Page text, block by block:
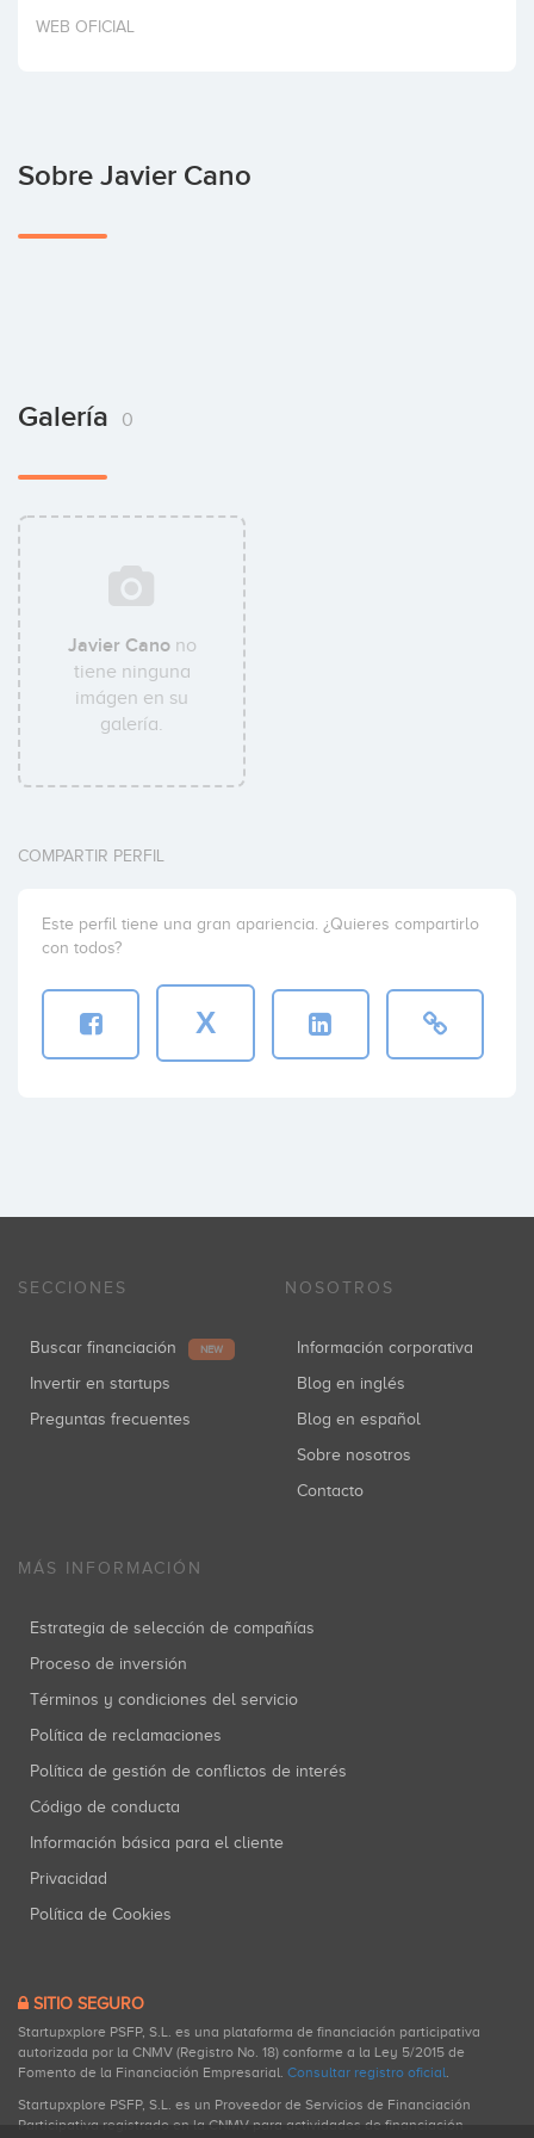
Invertir
WEB OFICIAL
Sobre Javier Cano
Galería 0
Javier Canono
tiene ninguna
imágen en su
galería.
COMPARTIR PERFIL
Este perfil tiene una gran apariencia. ¿Quieres compartirlo
con todos?
X
SECCIONES
Buscar financiación NEW
Invertir en startups
Preguntas frecuentes
NOSOTROS
Información corporativa
Blog en inglés
Blog en español
Sobre nosotros
Contacto
MÁS INFORMACIÓN
Estrategia de selección de compañías
Proceso de inversión
Términos y condiciones del servicio
Política de reclamaciones
Política de gestión de conflictos de interés
Código de conducta
Información básica para el cliente
Privacidad
Política de Cookies
SITIO SEGURO
Startupxplore PSFP, S.L. es una plataforma de financiación participativa
autorizada por la CNMV (Registro No. 18) conforme a la Ley 5/2015 de
Fomento de la Financiación Empresarial. Consultar registro oficial.
Startupxplore PSFP, S.L. es un Proveedor de Servicios de Financiación
Participativa registrado en la CNMV para actividades de financiación